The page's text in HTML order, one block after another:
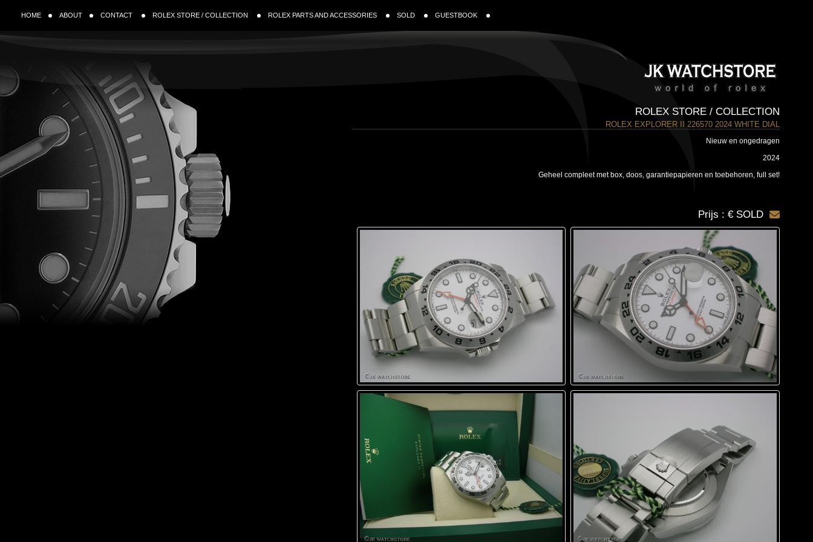
HOME ABOUT CONTACT ROLEX STORE / COLLECTION ROLEX PARTS AND ACCESSORIES SOLD GUESTBOOK
ROLEX STORE / COLLECTION
ROLEX EXPLORER II 226570 2024 WHITE DIAL
Nieuw en ongedragen
2024
Geheel compleet met box, doos, garantiepapieren en toebehoren, full set!
Prijs : € SOLD